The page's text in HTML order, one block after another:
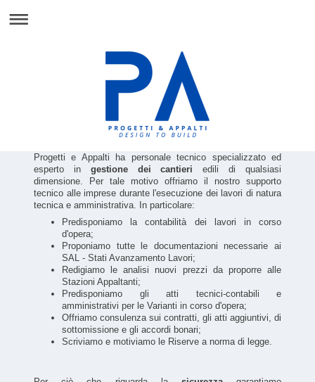
Progetti e Appalti ha personale tecnico specializzato ed
esperto in gestione dei cantieri edili di qualsiasi
dimensione. Per tale motivo offriamo il nostro supporto
tecnico alle imprese durante l'esecuzione dei lavori di natura
tecnica e amministrativa. In particolare:
Predisponiamo la contabilità dei lavori in corso
d'opera;
Proponiamo tutte le documentazioni necessarie ai
SAL - Stati Avanzamento Lavori;
Redigiamo le analisi nuovi prezzi da proporre alle
Stazioni Appaltanti;
Predisponiamo gli atti tecnici-contabili e
amministrativi per le Varianti in corso d'opera;
Offriamo consulenza sui contratti, gli atti aggiuntivi, di
sottomissione e gli accordi bonari;
Scriviamo e motiviamo le Riserve a norma di legge.